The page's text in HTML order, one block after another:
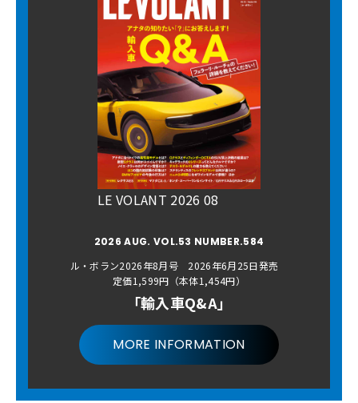
LE VOLANT 2026 08
2026 AUG. VOL.53 NUMBER.584
ル・ボラン2026年8月号 2026年6月25日発売
定価1,599円（本体1,454円）
「輸入車Q&A」
MORE INFORMATION